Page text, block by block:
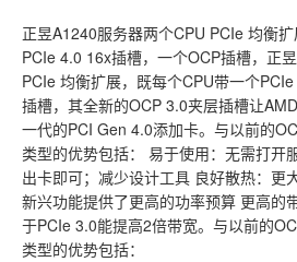
正昱A1240服务器两个CPU PCIe 均衡
PCIe 4.0 16x插槽，一个OCP插槽，正
PCIe 均衡扩展，既每个CPU带一个
插槽，其全新的OCP 3.0夹层插槽让
一代的PCI Gen 4.0添加卡。与以前的
类型的优势包括： 易于使用：无需打开
出卡即可；减少设计工具 良好散热：更
新兴功能提供了更高的功率预算 更高的
于PCIe 3.0能提高2倍带宽。与以前的
类型的优势包括：